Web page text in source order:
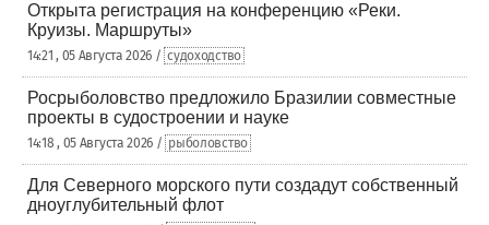
Открыта регистрация на конференцию «Реки.
Круизы. Маршруты»
14:21 , 05 Августа 2026 / судоходство
Росрыболовство предложило Бразилии совместные
проекты в судостроении и науке
14:18 , 05 Августа 2026 / рыболовство
Для Северного морского пути создадут собственный
дноуглубительный флот